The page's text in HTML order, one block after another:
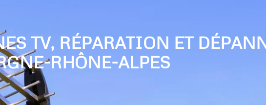
TV, RÉPARATION ET
RHÔNE-ALPES